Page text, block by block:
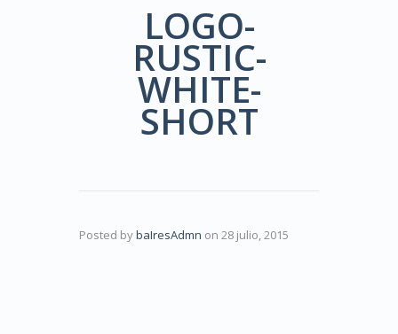
LOGO-
RUSTIC-
WHITE-
SHORT
Posted bybaIresAdmn on 28 julio, 2015